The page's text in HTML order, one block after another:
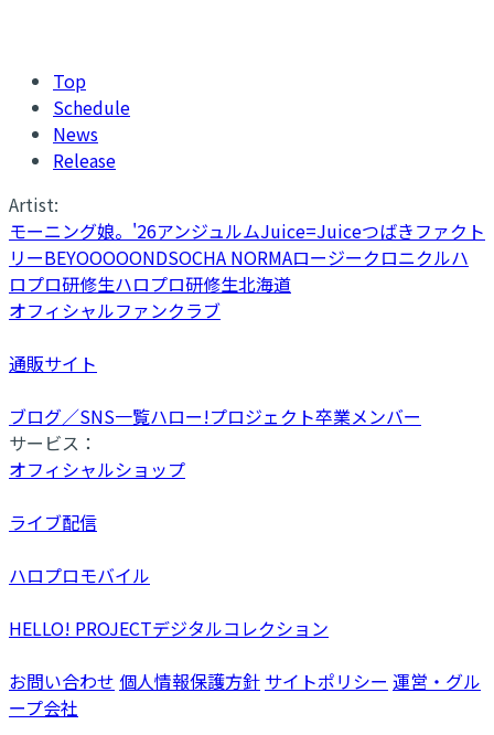
Top
Schedule
News
Release
Artist:
モーニング娘。'26アンジュルムJuice=Juiceつばきファクト
リーBEYOOOOONDSOCHA NORMAロージークロニクルハ
ロプロ研修生ハロプロ研修生北海道
オフィシャルファンクラブ
通販サイト
ブログ／SNS一覧ハロー!プロジェクト卒業メンバー
サービス：
オフィシャルショップ
ライブ配信
ハロプロモバイル
HELLO! PROJECTデジタルコレクション
お問い合わせ 個人情報保護方針 サイトポリシー 運営・グル
ープ会社